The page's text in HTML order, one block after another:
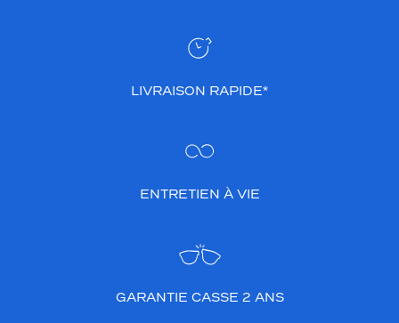
LIVRAISON RAPIDE*
ENTRETIEN À VIE
GARANTIE CASSE 2 ANS